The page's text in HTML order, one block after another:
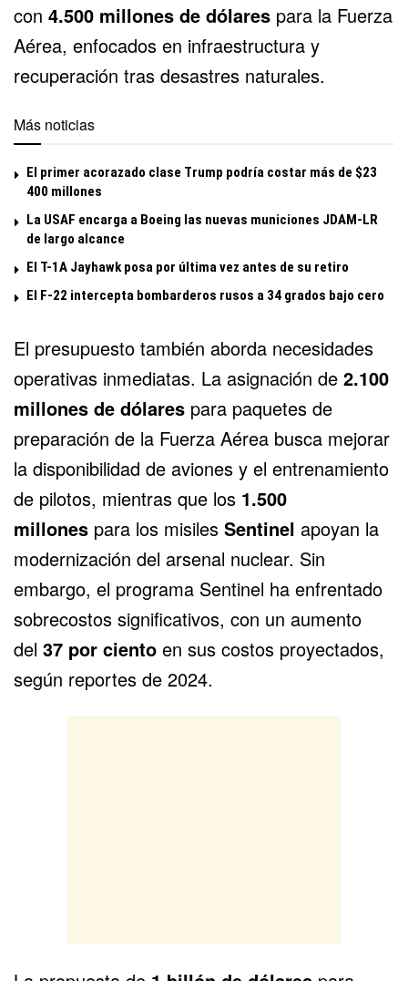
con 4.500 millones de dólares para la Fuerza
Aérea, enfocados en infraestructura y
recuperación tras desastres naturales.
Más noticias
El primer acorazado clase Trump podría costar más de $23
400 millones
La USAF encarga a Boeing las nuevas municiones JDAM-LR
de largo alcance
El T-1A Jayhawk posa por última vez antes de su retiro
El F-22 intercepta bombarderos rusos a 34 grados bajo cero
El presupuesto también aborda necesidades
operativas inmediatas. La asignación de 2.100
millones de dólares para paquetes de
preparación de la Fuerza Aérea busca mejorar
la disponibilidad de aviones y el entrenamiento
de pilotos, mientras que los 1.500
millones para los misiles Sentinel apoyan la
modernización del arsenal nuclear. Sin
embargo, el programa Sentinel ha enfrentado
sobrecostos significativos, con un aumento
del 37 por ciento en sus costos proyectados,
según reportes de 2024.